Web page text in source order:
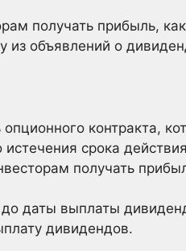
получать прибыль,
из объявлений о
контракта,
срока
получать
даты выплаты
дивидендов.